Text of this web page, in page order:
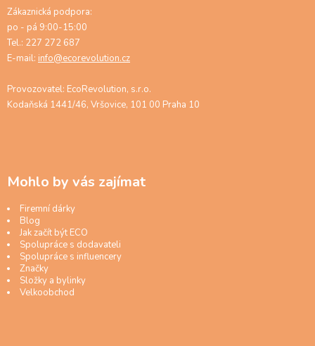
Zákaznická podpora:
po - pá 9:00-15:00
Tel.: 227 272 687
E-mail: info@ecorevolution.cz
Provozovatel: EcoRevolution, s.r.o.
Kodaňská 1441/46, Vršovice, 101 00 Praha 10
Mohlo by vás zajímat
Firemní dárky
Blog
Jak začít být ECO
Spolupráce s dodavateli
Spolupráce s influencery
Značky
Složky a bylinky
Velkoobchod